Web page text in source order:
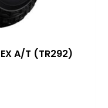
A/T (TR292)